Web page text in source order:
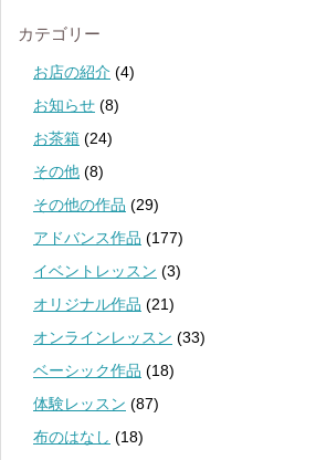
カテゴリー
お店の紹介 (4)
お知らせ (8)
お茶箱 (24)
その他 (8)
その他の作品 (29)
アドバンス作品 (177)
イベントレッスン (3)
オリジナル作品 (21)
オンラインレッスン (33)
ベーシック作品 (18)
体験レッスン (87)
布のはなし (18)